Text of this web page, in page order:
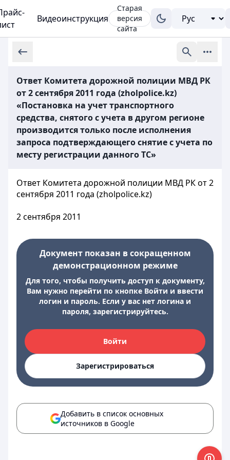
Видеоинструкция
Старая
версия
сайта
Ответ Комитета дорожной полиции МВД РК
от 2 сентября 2011 года (zholpolice.kz)
«Постановка на учет транспортного
средства, снятого с учета в другом регионе
производится только после исполнения
запроса подтверждающего снятие с учета по
месту регистрации данного ТС»
Ответ Комитета дорожной полиции МВД РК от 2
сентября 2011 года (zholpolice.kz)
2 сентября 2011
Документ показан в сокращенном
демонстрационном режиме
Для того, чтобы получить доступ к документу,
Вам нужно перейти по кнопке Войти и ввести
логин и пароль. Если у вас нет логина и
пароля, зарегистрируйтесь.
Войти
Зарегистрироваться
Добавить в список основных
источников в Google